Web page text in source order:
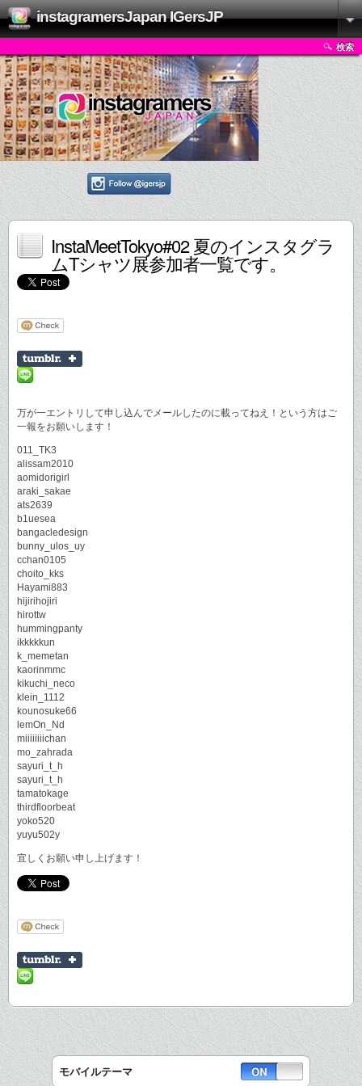
instagramersJapan IGersJP
検索
InstaMeetTokyo#02 夏のインスタグラ
ムTシャツ展参加者一覧です。
万が一エントリして申し込んでメールしたのに載ってねえ！という方はご
一報をお願いします！
011_TK3
alissam2010
aomidorigirl
araki_sakae
ats2639
b1uesea
bangacledesign
bunny_ulos_uy
cchan0105
choito_kks
Hayami883
hijirihojiri
hirottw
hummingpanty
ikkkkkun
k_memetan
kaorinmmc
kikuchi_neco
klein_1112
kounosuke66
lemOn_Nd
miiiiiiiichan
mo_zahrada
sayuri_t_h
sayuri_t_h
tamatokage
thirdfloorbeat
yoko520
yuyu502y
宜しくお願い申し上げます！
モバイルテーマ